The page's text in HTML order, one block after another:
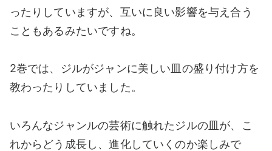
ったりしていますが、互いに良い影響を与え合う
こともあるみたいですね。
2巻では、ジルがジャンに美しい皿の盛り付け方を
教わったりしていました。
いろんなジャンルの芸術に触れたジルの皿が、こ
れからどう成長し、進化していくのか楽しみで